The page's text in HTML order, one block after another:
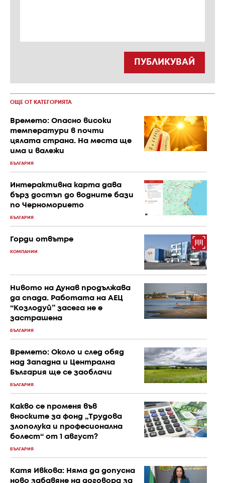
ПУБЛИКУВАЙ
ОЩЕ ОТ КАТЕГОРИЯТА
Времето: Опасно високи
температури в почти
цялата страна. На места ще
има и валежи
БЪЛГАРИЯ
Интерактивна карта дава
бърз достъп до водните бази
по Черноморието
БЪЛГАРИЯ
Горди отвътре
КОМПАНИИ
Нивото на Дунав продължава
да спада. Работата на АЕЦ
“Козлодуй” засега не е
застрашена
БЪЛГАРИЯ
Времето: Около и след обяд
над Западна и Централна
България ще се заоблачи
БЪЛГАРИЯ
Какво се променя във
вноските за фонд „Трудова
злополука и професионална
болест“ от 1 август?
БЪЛГАРИЯ
Катя Ивкова: Няма да допусна
ново забавяне на договора за